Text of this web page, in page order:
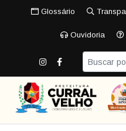
Glossário
Ouvidoria